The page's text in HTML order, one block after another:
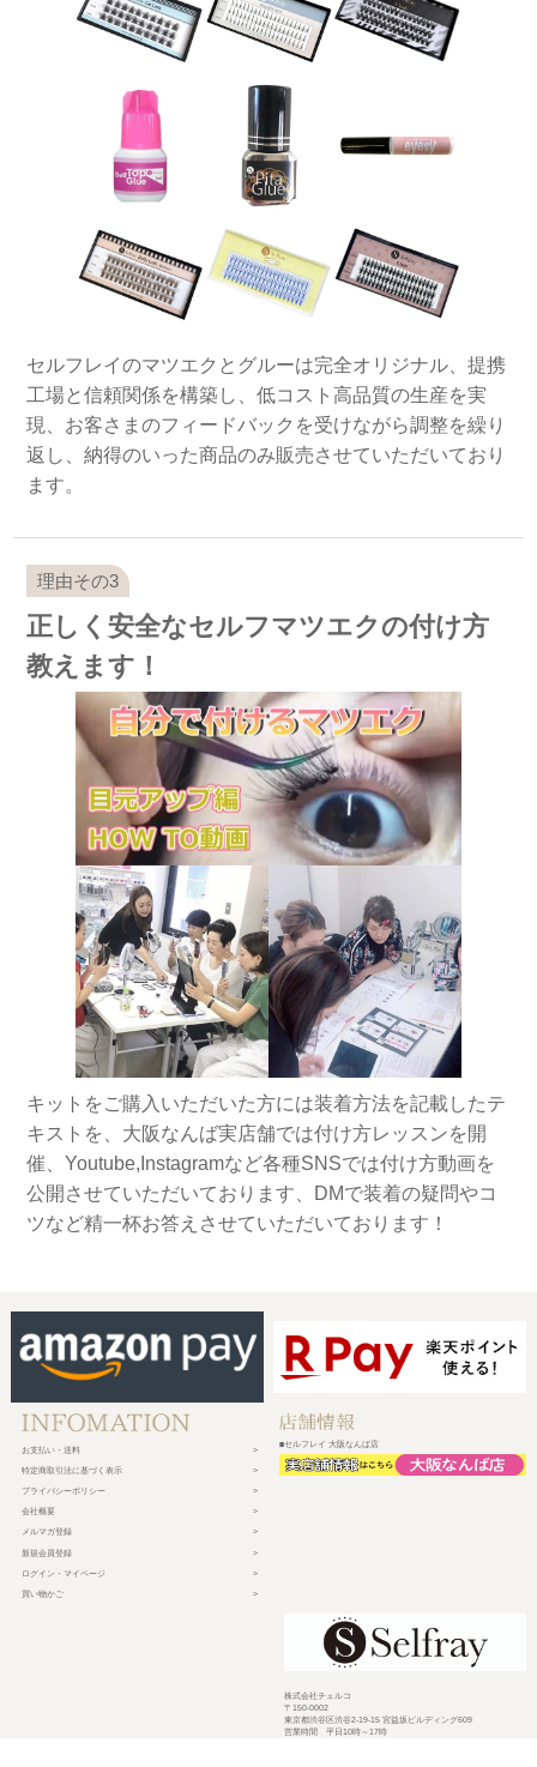
セルフレイのマツエクとグルーは完全オリジナル、提携
工場と信頼関係を構築し、低コスト高品質の生産を実
現、お客さまのフィードバックを受けながら調整を繰り
返し、納得のいった商品のみ販売させていただいており
ます。
正しく安全なセルフマツエクの付け方
教えます！
キットをご購入いただいた方には装着方法を記載したテ
キストを、大阪なんば実店舗では付け方レッスンを開
催、Youtube,Instagramなど各種SNSでは付け方動画を
公開させていただいております、DMで装着の疑問やコ
ツなど精一杯お答えさせていただいております！
お支払い・送料
特定商取引法に基づく表示
プライバシーポリシー
会社概要
メルマガ登録
新規会員登録
ログイン・マイページ
買い物かご
■セルフレイ 大阪なんば店
株式会社チェルコ
〒150-0002
東京都渋谷区渋谷2-19-15 宮益坂ビルディング609
営業時間 平日10時～17時